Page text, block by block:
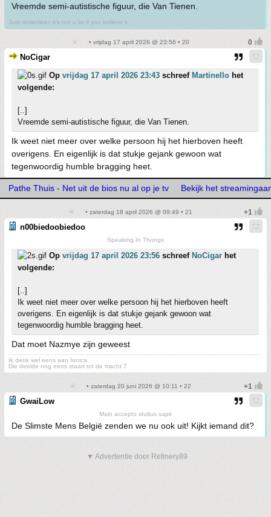
Vreemde semi-autistische figuur, die Van Tienen.
Just remember, it’s not a lie if you believe it.
• vrijdag 17 april 2026 @ 23:56 • 20
NoCigar
Op vrijdag 17 april 2026 23:43 schreef Martinello het
volgende:
[..]
Vreemde semi-autistische figuur, die Van Tienen.
Ik weet niet meer over welke persoon hij het hierboven heeft
overigens. En eigenlijk is dat stukje gejank gewoon wat
tegenwoordig humble bragging heet.
Pathe Thuis - Net uit de bios nu al op je tv Bekijk het
• zaterdag 18 april 2026 @ 09:49 • 21
n00biedoobiedoo
Speaking In Thongs
Op vrijdag 17 april 2026 23:56 schreef NoCigar het
volgende:
[..]
Ik weet niet meer over welke persoon hij het hierboven heeft
overigens. En eigenlijk is dat stukje gejank gewoon wat
tegenwoordig humble bragging heet.
Dat moet Nazmye zijn geweest
Ik denk wel eens aan Ionica
Die deelde nog eens staart tot de macht 7
• zaterdag 20 juni 2026 @ 10:11 • 22
GwaiLow
Malo accepto stultus sapit
De Slimste Mens België zenden we nu ook uit! Kijkt iemand dit?
▼ Advertentie door Refinery89